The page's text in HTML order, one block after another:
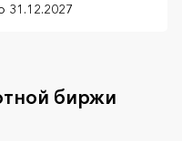
31.12.2027
биржи